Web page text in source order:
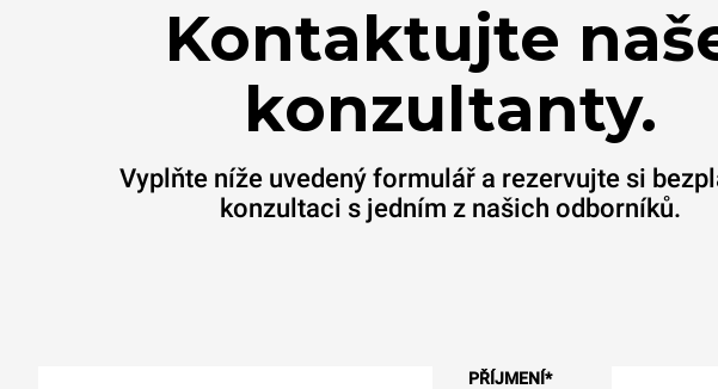
Kontaktujte
konzultanty.
Vyplňte níže uvedený formulář a rezervujte si
konzultaci s jedním z našich odborníků.
PŘÍJMENÍ*